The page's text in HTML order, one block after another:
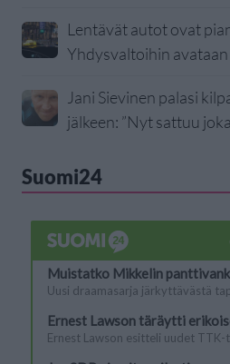
Lentävät autot ovat
Yhdysvaltoihin
Jani Sievinen palasi
jälkeen: ”Nyt sattuu
Suomi24